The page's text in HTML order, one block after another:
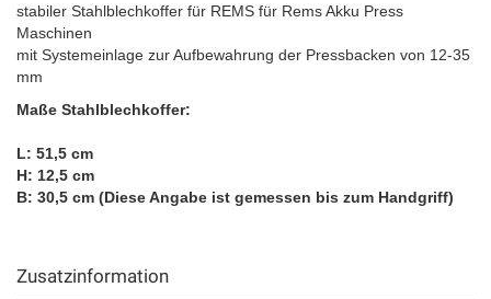
stabiler Stahlblechkoffer für REMS für Rems Akku Press
Maschinen
mit Systemeinlage zur Aufbewahrung der Pressbacken von 12-35
mm
Maße Stahlblechkoffer:
L: 51,5 cm
H: 12,5 cm
B: 30,5 cm (Diese Angabe ist gemessen bis zum Handgriff)
Zusatzinformation